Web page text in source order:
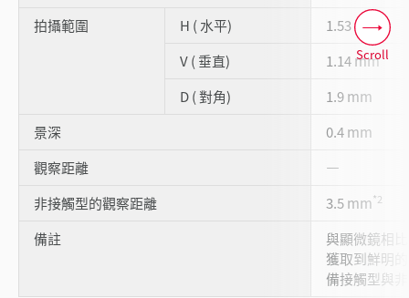
拍攝範圍 H ( 水平)
1.53 mm
V ( 垂直)
1.14 mm
D ( 對角)
1.9 mm
景深
0.4 mm
觀察距離
―
非接觸型的觀察距離
3.5 mm*2
備註
與顯微鏡相
獲取到鮮明
備接觸型與
Scroll